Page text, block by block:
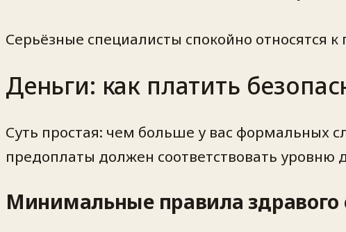
Серьёзные специалисты спокойно относятся
Деньги: как платить
Суть простая: чем больше у вас формальных
предоплаты должен соответствовать уровню
Минимальные правила здравого